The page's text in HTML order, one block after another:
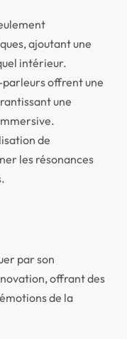
ajoutant une
intérieur.
parleurs offrent une
une
de
les résonances
par son
offrant des
de la